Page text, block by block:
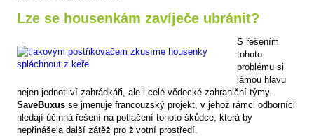
Lze se housenkám zavíječe ubránit?
S řešením
tohoto
problému si
lámou hlavu
nejen jednotliví zahrádkáři, ale i celé vědecké zahraniční týmy.
SaveBuxus se jmenuje francouzský projekt, v jehož rámci odborníci
hledají účinná řešení na potlačení tohoto škůdce, která by
nepřinášela další zátěž pro životní prostředí.